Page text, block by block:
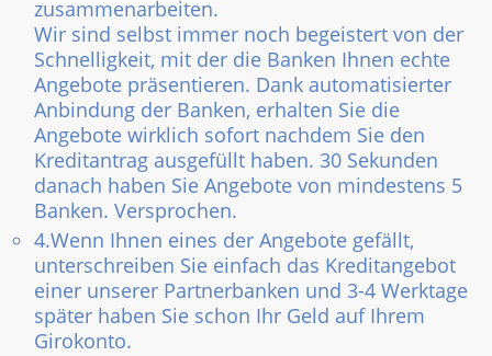
zusammenarbeiten.
Wir sind selbst immer noch begeistert von der
Schnelligkeit, mit der die Banken Ihnen echte
Angebote präsentieren. Dank automatisierter
Anbindung der Banken, erhalten Sie die
Angebote wirklich sofort nachdem Sie den
Kreditantrag ausgefüllt haben. 30 Sekunden
danach haben Sie Angebote von mindestens 5
Banken. Versprochen.
4.Wenn Ihnen eines der Angebote gefällt,
unterschreiben Sie einfach das Kreditangebot
einer unserer Partnerbanken und 3-4 Werktage
später haben Sie schon Ihr Geld auf Ihrem
Girokonto.